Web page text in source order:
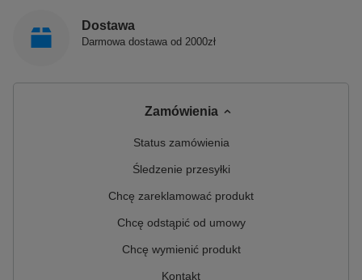
Dostawa
Darmowa dostawa od 2000zł
Zamówienia
Status zamówienia
Śledzenie przesyłki
Chcę zareklamować produkt
Chcę odstąpić od umowy
Chcę wymienić produkt
Kontakt